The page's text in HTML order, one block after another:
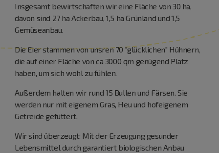
Insgesamt bewirtschaften wir eine Fläche von 30 ha,
davon sind 27 ha Ackerbau, 1,5 ha Grünland und 1,5
Gemüseanbau.
Die Eier stammen von unsren 70 "glücklichen" Hühnern,
die auf einer Fläche von ca 3000 qm genügend Platz
haben, um sich wohl zu fühlen.
Außerdem halten wir rund 15 Bullen und Färsen. Sie
werden nur mit eigenem Gras, Heu und hofeigenem
Getreide gefüttert.
Wir sind überzeugt: Mit der Erzeugung gesunder
Lebensmittel durch garantiert biologischen Anbau